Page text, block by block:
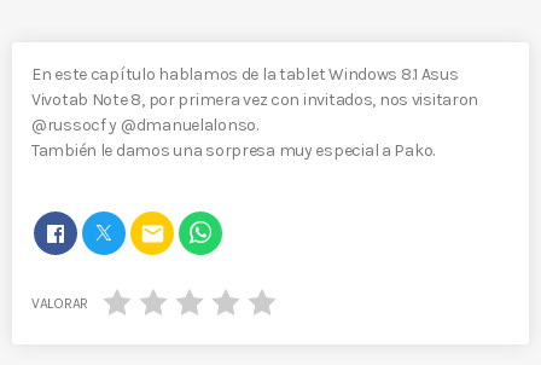
En este capítulo hablamos de la tablet Windows 8.1 Asus
Vivotab Note 8, por primera vez con invitados, nos visitaron
@russocf y @dmanuelalonso.
También le damos una sorpresa muy especial a Pako.
email
VALORAR